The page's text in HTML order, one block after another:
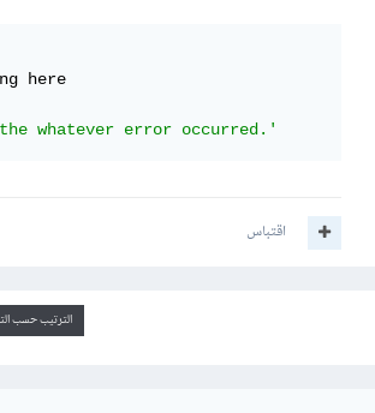
whatever error occurred.'
اقتباس
الترتيب حسب